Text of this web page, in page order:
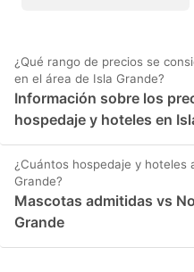
¿Qué rango de precios se
en el área de Isla Grande?
Información sobre los
hospedaje y hoteles en
¿Cuántos hospedaje y hoteles
Grande?
Mascotas admitidas vs
Grande